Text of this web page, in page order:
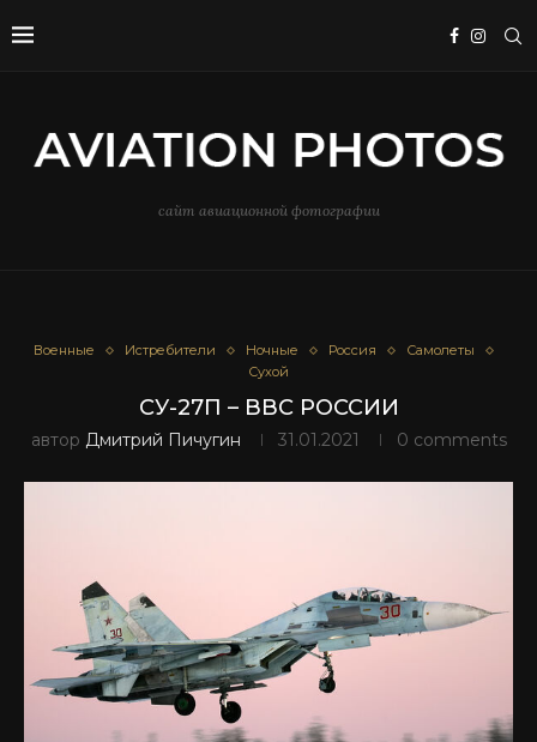
сайт авиационной фотографии
Военные Истребители Ночные Россия
Самолеты
Сухой
СУ-27П – ВВС РОССИИ
автор Дмитрий Пичугин 31.01.2021 0 comments